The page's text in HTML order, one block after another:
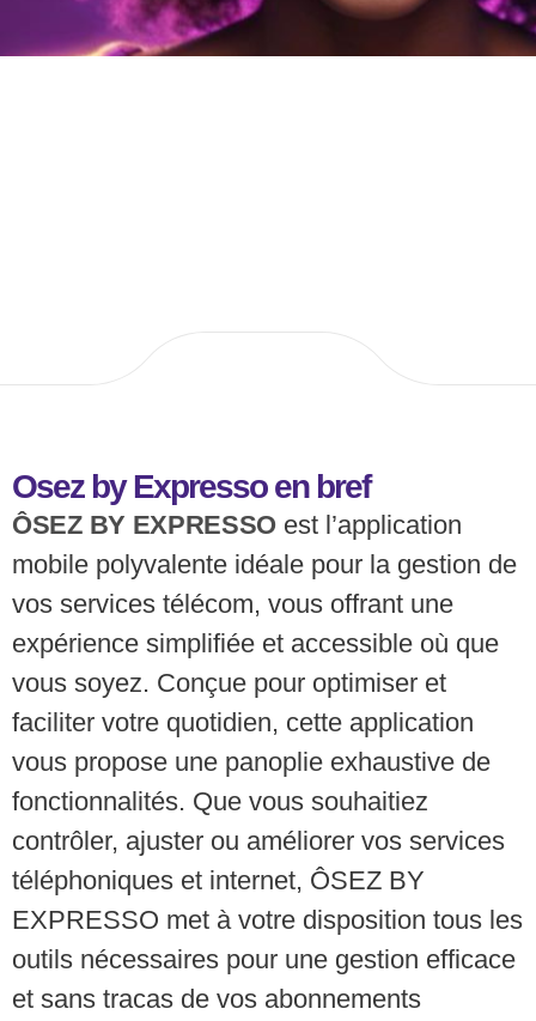
Osez by Expresso en bref
ÔSEZ BY EXPRESSO est l’application
mobile polyvalente idéale pour la gestion de
vos services télécom, vous offrant une
expérience simplifiée et accessible où que
vous soyez. Conçue pour optimiser et
faciliter votre quotidien, cette application
vous propose une panoplie exhaustive de
fonctionnalités. Que vous souhaitiez
contrôler, ajuster ou améliorer vos services
téléphoniques et internet, ÔSEZ BY
EXPRESSO met à votre disposition tous les
outils nécessaires pour une gestion efficace
et sans tracas de vos abonnements